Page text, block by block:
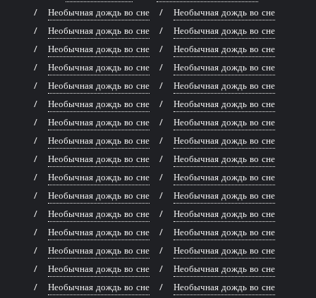
Необычная дождь во сне
Необычная дождь во сне
Необычная дождь во сне
Необычная дождь во сне
Необычная дождь во сне
Необычная дождь во сне
Необычная дождь во сне
Необычная дождь во сне
Необычная дождь во сне
Необычная дождь во сне
Необычная дождь во сне
Необычная дождь во сне
Необычная дождь во сне
Необычная дождь во сне
Необычная дождь во сне
Необычная дождь во сне
Необычная дождь во сне
Необычная дождь во сне
Необычная дождь во сне
Необычная дождь во сне
Необычная дождь во сне
Необычная дождь во сне
Необычная дождь во сне
Необычная дождь во сне
Необычная дождь во сне
Необычная дождь во сне
Необычная дождь во сне
Необычная дождь во сне
Необычная дождь во сне
Необычная дождь во сне
Необычная дождь во сне
Необычная дождь во сне